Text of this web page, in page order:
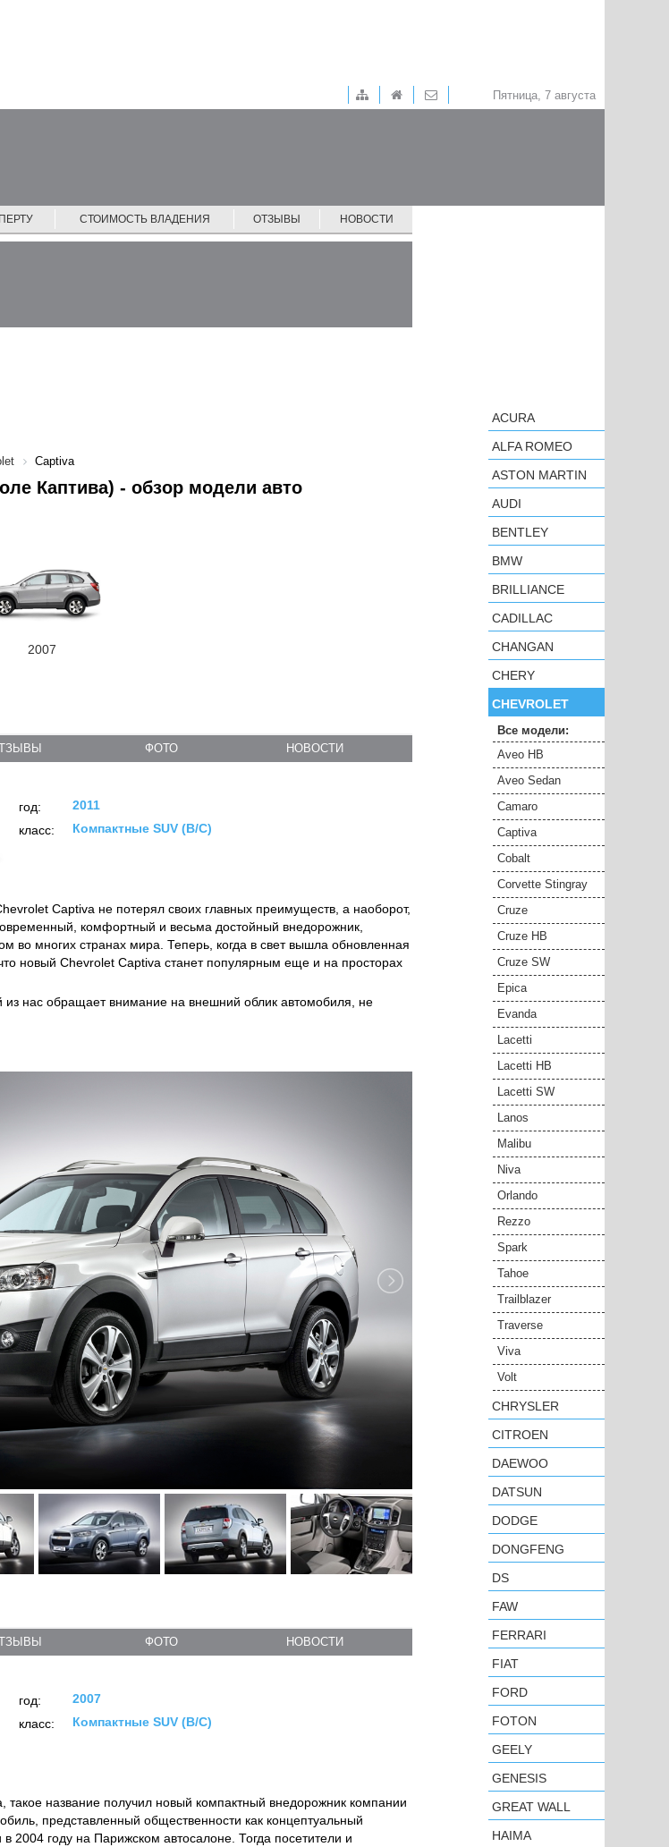
Пятница, 7 августа
СТОИМОСТЬ ВЛАДЕНИЯ ОТЗЫВЫ НОВОСТИ
Captiva
Каптива) - обзор модели авто
2007
ФОТО НОВОСТИ
год:
2011
класс:
Компактные SUV (B/C)
Captiva не потерял своих главных преимуществ, а наоборот,
комфортный и весьма достойный внедорожник,
во многих странах мира. Теперь, когда в свет вышла обновленная
новый Chevrolet Captiva станет популярным еще и на просторах
из нас обращает внимание на внешний облик автомобиля, не
ФОТО НОВОСТИ
год:
2007
класс:
Компактные SUV (B/C)
название получил новый компактный внедорожник компании
представленный общественности как концептуальный
2004 году на Парижском автосалоне. Тогда посетители и
ACURA
ALFA ROMEO
ASTON MARTIN
AUDI
BENTLEY
BMW
BRILLIANCE
CADILLAC
CHANGAN
CHERY
CHEVROLET
Все модели:
Aveo HB
Aveo Sedan
Camaro
Captiva
Cobalt
Corvette Stingray
Cruze
Cruze HB
Cruze SW
Epica
Evanda
Lacetti
Lacetti HB
Lacetti SW
Lanos
Malibu
Niva
Orlando
Rezzo
Spark
Tahoe
Trailblazer
Traverse
Viva
Volt
CHRYSLER
CITROEN
DAEWOO
DATSUN
DODGE
DONGFENG
DS
FAW
FERRARI
FIAT
FORD
FOTON
GEELY
GENESIS
GREAT WALL
HAIMA